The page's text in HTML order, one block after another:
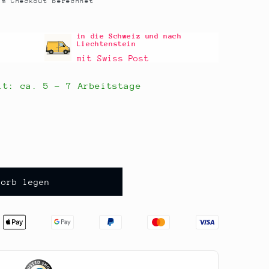
in die Schweiz und nach
Liechtenstein
mit Swiss Post
ca. 5 - 7 Arbeitstage
legen